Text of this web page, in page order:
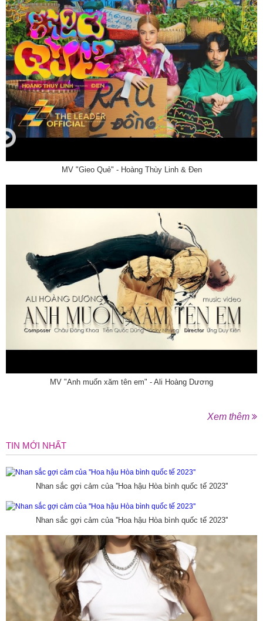
MV "Gieo Quẻ" - Hoàng Thùy Linh & Đen
MV "Anh muốn xăm tên em" - Ali Hoàng Dương
Xem thêm
TIN MỚI NHẤT
Nhan sắc gợi cảm của ''Hoa hậu Hòa bình quốc tế 2023''
Nhan sắc gợi cảm của ''Hoa hậu Hòa bình quốc tế 2023''